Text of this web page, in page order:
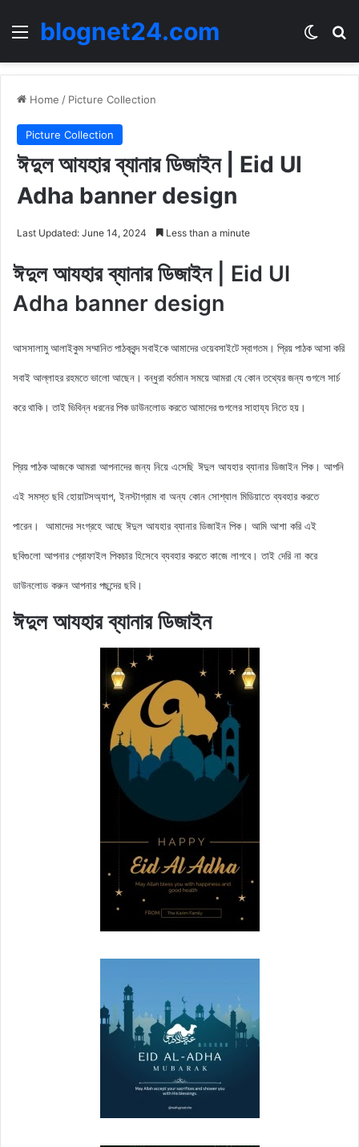
Menublognet24.com
Home / Picture Collection
Picture Collection
ঈদুল আযহার ব্যানার ডিজাইন | Eid Ul
Adha banner design
Last Updated: June 14, 2024 Less than a minute
ঈদুল আযহার ব্যানার ডিজাইন | Eid Ul
Adha banner design
আসসালামু আলাইকুম সম্মানিত পাঠকবৃন্দ সবাইকে আমাদের ওয়েবসাইটে স্বাগতম। প্রিয় পাঠক আসা করি
সবাই আল্লাহর রহমতে ভালো আছেন। বন্ধুরা বর্তমান সময়ে আমরা যে কোন তথ্যের জন্য গুগলে সার্চ
করে থাকি। তাই ভিবিন্ন ধরনের পিক ডাউনলোড করতে আমাদের গুগলের সাহায্য নিতে হয়।
প্রিয় পাঠক আজকেআমরা আপনাদের জন্য নিয়ে এসেছি ঈদুল আযহার ব্যানার ডিজাইন পিক। আপনি
এই সমস্ত ছবি হোয়াটসঅ্যাপ, ইনস্টাগ্রাম বা অন্য কোন সোশ্যাল মিডিয়াতে ব্যবহার করতে
পারেন। আমাদের সংগ্রহে আছে ঈদুল আযহার ব্যানার ডিজাইন পিক। আমি আশা করি এই
ছবিগুলো আপনার প্রোফাইল পিকচার হিসেবে ব্যবহার করতে কাজে লাগবে। তাই দেরি না করে
ডাউনলোড করুন আপনার পছন্দের ছবি।
ঈদুল আযহার ব্যানার ডিজাইন